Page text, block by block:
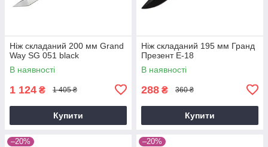
Ніж складаний 200 мм Grand
Way SG 051 black
В наявності
1 124 ₴ 1 405 ₴
Купити
Ніж складаний 195 мм Гранд
Презент E-18
В наявності
288 ₴ 360 ₴
Купити
–20% –20%